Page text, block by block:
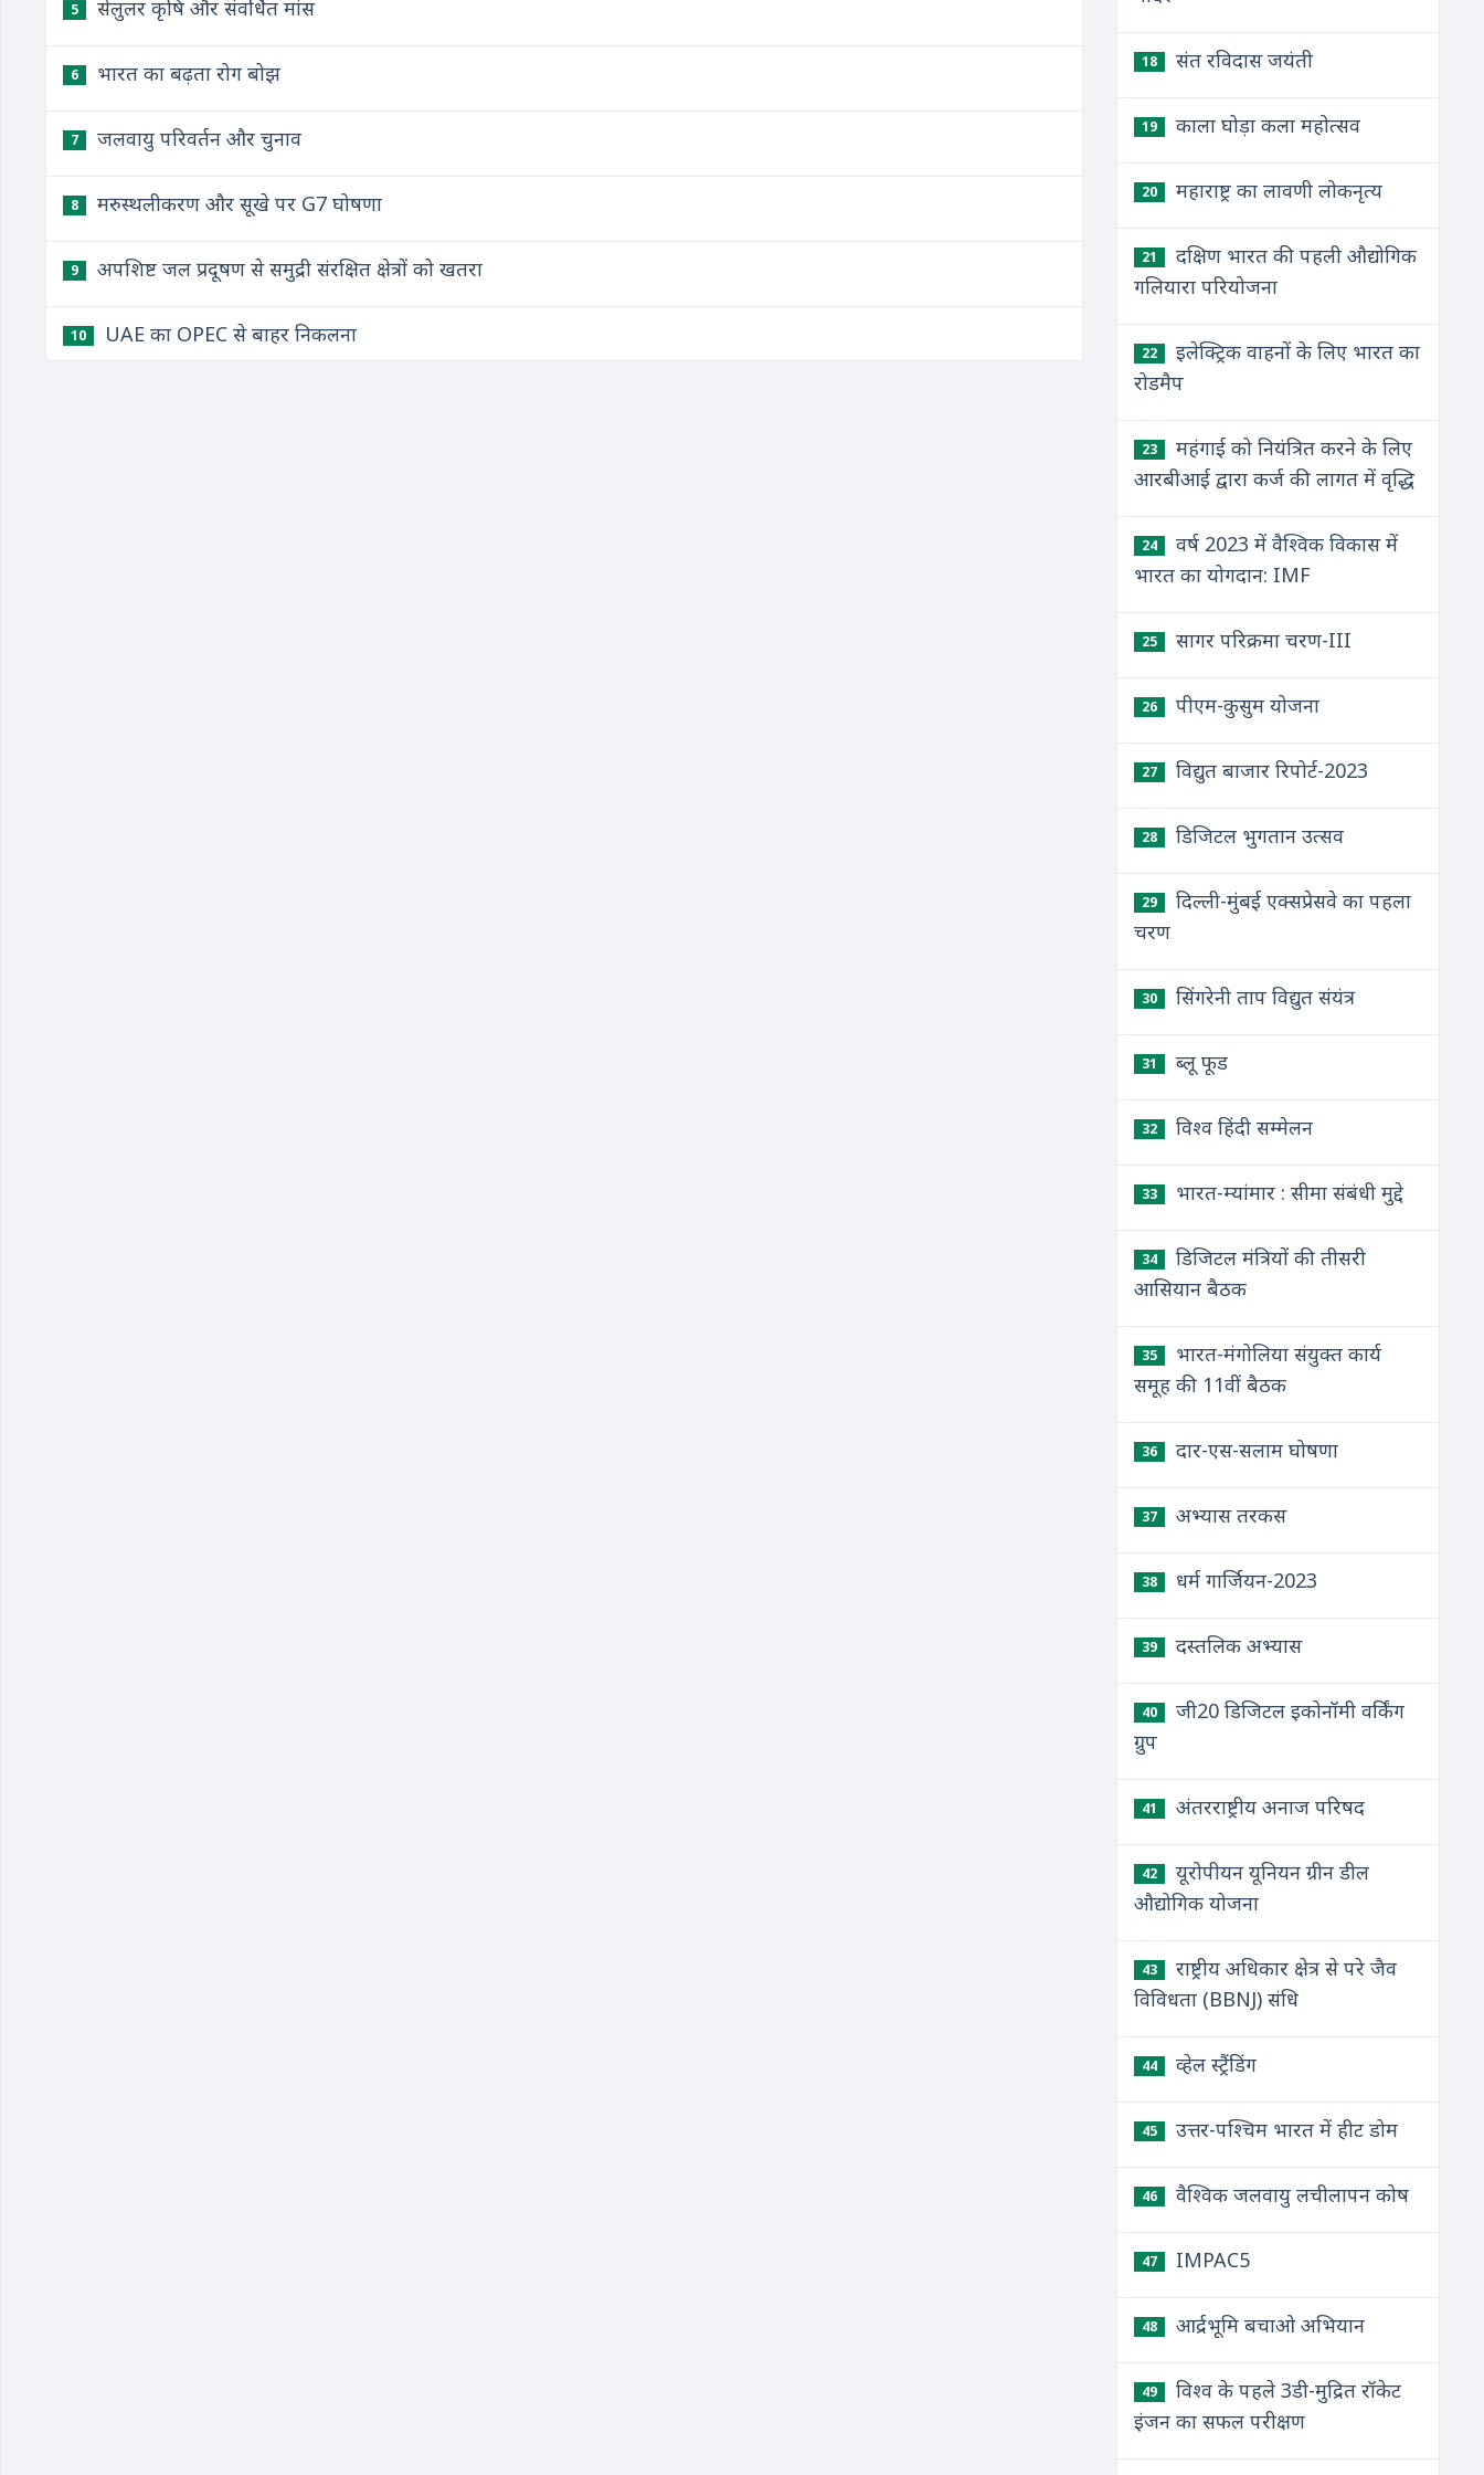
5 सेलुलर कृषि और संवर्धित मांस
6 भारत का बढ़ता रोग बोझ
7 जलवायु परिवर्तन और चुनाव
8 मरुस्थलीकरण और सूखे पर G7 घोषणा
9 अपशिष्ट जल प्रदूषण से समुद्री संरक्षित क्षेत्रों को खतरा
10 UAE का OPEC से बाहर निकलना
18 संत रविदास जयंती
19 काला घोड़ा कला महोत्सव
20 महाराष्ट्र का लावणी लोकनृत्य
21
दक्षिण भारत की पहली औद्योगिक
गलियारा परियोजना
22
इलेक्ट्रिक वाहनों के लिए भारत का
रोडमैप
23
महंगाई को नियंत्रित करने के लिए
आरबीआई द्वारा कर्ज की लागत में वृद्धि
24
वर्ष 2023 में वैश्विक विकास में
भारत का योगदान: IMF
25 सागर परिक्रमा चरण-III
26 पीएम-कुसुम योजना
27 विद्युत बाजार रिपोर्ट-2023
28 डिजिटल भुगतान उत्सव
29
दिल्ली-मुंबई एक्सप्रेसवे का पहला
चरण
30 सिंगरेनी ताप विद्युत संयंत्र
31 ब्लू फूड
32 विश्व हिंदी सम्मेलन
33 भारत-म्यांमार : सीमा संबंधी मुद्दे
34
डिजिटल मंत्रियों की तीसरी
आसियान बैठक
35
भारत-मंगोलिया संयुक्त कार्य
समूह की 11वीं बैठक
36 दार-एस-सलाम घोषणा
37 अभ्यास तरकस
38 धर्म गार्जियन-2023
39 दस्तलिक अभ्यास
40
जी20 डिजिटल इकोनॉमी वर्किंग
ग्रुप
41 अंतरराष्ट्रीय अनाज परिषद
42
यूरोपीयन यूनियन ग्रीन डील
औद्योगिक योजना
43
राष्ट्रीय अधिकार क्षेत्र से परे जैव
विविधता (BBNJ) संधि
44 व्हेल स्ट्रैंडिंग
45 उत्तर-पश्चिम भारत में हीट डोम
46 वैश्विक जलवायु लचीलापन कोष
47 IMPAC5
48 आर्द्रभूमि बचाओ अभियान
49
विश्व के पहले 3डी-मुद्रित रॉकेट
इंजन का सफल परीक्षण